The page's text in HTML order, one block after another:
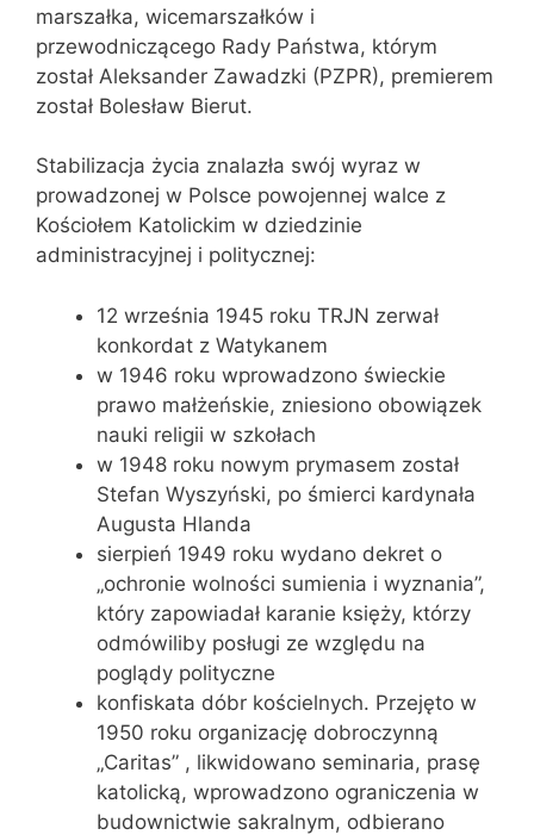
marszałka, wicemarszałków i
przewodniczącego Rady Państwa, którym
został Aleksander Zawadzki (PZPR), premierem
został Bolesław Bierut.
Stabilizacja życia znalazła swój wyraz w
prowadzonej w Polsce powojennej walce z
Kościołem Katolickim w dziedzinie
administracyjnej i politycznej:
12 września 1945 roku TRJN zerwał
konkordat z Watykanem
w 1946 roku wprowadzono świeckie
prawo małżeńskie, zniesiono obowiązek
nauki religii w szkołach
w 1948 roku nowym prymasem został
Stefan Wyszyński, po śmierci kardynała
Augusta Hlanda
sierpień 1949 roku wydano dekret o
„ochronie wolności sumienia i wyznania”,
który zapowiadał karanie księży, którzy
odmówiliby posługi ze względu na
poglądy polityczne
konfiskata dóbr kościelnych. Przejęto w
1950 roku organizację dobroczynną
„Caritas” , likwidowano seminaria, prasę
katolicką, wprowadzono ograniczenia w
budownictwie sakralnym, odbierano